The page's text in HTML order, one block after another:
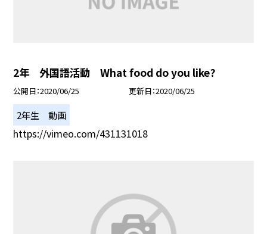
2年 外国語活動 What food do you like?
公開日 2020/06/25 更新日 2020/06/25
2年生 動画
https://vimeo.com/431131018